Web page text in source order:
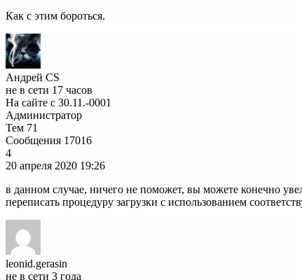
Как с этим бороться.
Андрей CS
не в сети 17 часов
На сайте с 30.11.-0001
Администратор
Тем 71
Сообщения 17016
4
20 апреля 2020 19:26
в данном случае, ничего не поможет, вы можете конечно
переписать процедуру загрузки с использованием
leonid.gerasin
не в сети 3 года